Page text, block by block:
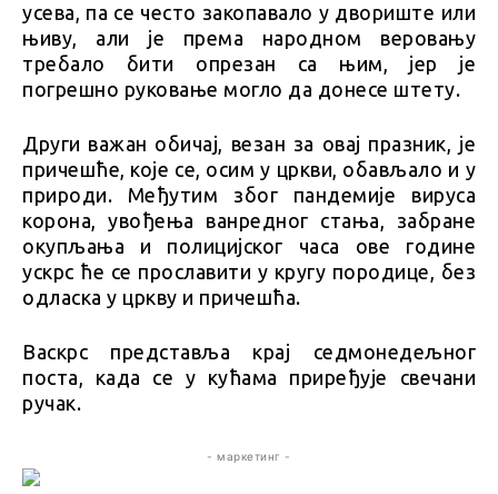
усева, па се често закопавало у двориште или
њиву, али је према народном веровању
требало бити опрезан са њим, јер је
погрешно руковање могло да донесе штету.
Други важан обичај, везан за овај празник, је
причешће, које се, осим у цркви, обављало и у
природи. Међутим због пандемије вируса
корона, увођења ванредног стања, забране
окупљања и полицијског часа ове године
ускрс ће се прославити у кругу породице, без
одласка у цркву и причешћа.
Васкрс представља крај седмонедељног
поста, када се у кућама приређује свечани
ручак.
- маркетинг -